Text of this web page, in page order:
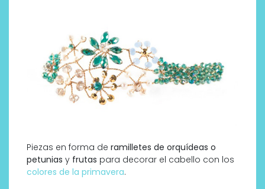
Piezas en forma de ramilletes de orquídeas o
petunias y frutas para decorar el cabello con los
colores de la primavera.